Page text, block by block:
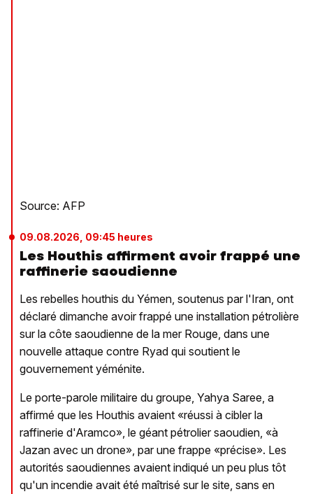
Source: AFP
09.08.2026, 09:45 heures
Les Houthis affirment avoir frappé une
raffinerie saoudienne
Les rebelles houthis du Yémen, soutenus par l'Iran, ont
déclaré dimanche avoir frappé une installation pétrolière
sur la côte saoudienne de la mer Rouge, dans une
nouvelle attaque contre Ryad qui soutient le
gouvernement yéménite.
Le porte-parole militaire du groupe, Yahya Saree, a
affirmé que les Houthis avaient «réussi à cibler la
raffinerie d'Aramco», le géant pétrolier saoudien, «à
Jazan avec un drone», par une frappe «précise». Les
autorités saoudiennes avaient indiqué un peu plus tôt
qu'un incendie avait été maîtrisé sur le site, sans en